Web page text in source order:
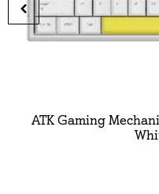
ATK Gaming